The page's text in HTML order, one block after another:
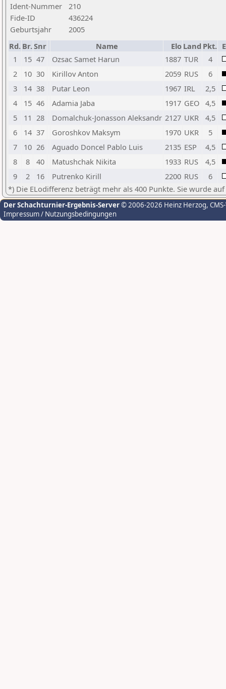
Ident-Nummer
210
Fide-ID
436224
Geburtsjahr
2005
Rd. Br.Snr Name Elo Land Pkt.
1
15 47 Ozsac Samet Harun 1887 TUR
4
2
10 30 Kirillov Anton 2059 RUS
6
3
14 38 Putar Leon 1967 IRL
2,5
4
15 46 Adamia Jaba 1917 GEO 4,5
5
11 28 Domalchuk-Jonasson Aleksandr 2127 UKR
4,5
6
14 37 Goroshkov Maksym 1970 UKR
5
7
10 26 Aguado Doncel Pablo Luis 2135 ESP
4,5
8
8 40 Matushchak Nikita 1933 RUS
4,5
9
2 16 Putrenko Kirill 2200 RUS
6
*) Die ELodifferenz beträgt mehr als 400 Punkte. Sie wurde
Der Schachturnier-Ergebnis-Server© 2006-2026 Heinz Herzog,
Impressum / Nutzungsbedingungen